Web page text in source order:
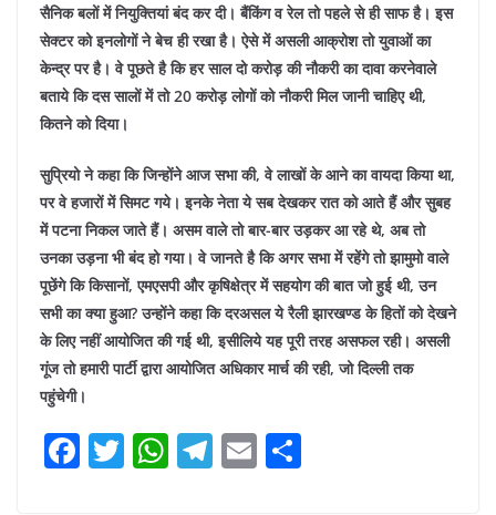
सैनिक बलों में नियुक्तियां बंद कर दी। बैंकिंग व रेल तो पहले से ही साफ है। इस
सेक्टर को इनलोगों ने बेच ही रखा है। ऐसे में असली आक्रोश तो युवाओं का
केन्द्र पर है। वे पूछते है कि हर साल दो करोड़ की नौकरी का दावा करनेवाले
बताये कि दस सालों में तो 20 करोड़ लोगों को नौकरी मिल जानी चाहिए थी,
कितने को दिया।
सुप्रियो ने कहा कि जिन्होंने आज सभा की, वे लाखों के आने का वायदा किया था,
पर वे हजारों में सिमट गये। इनके नेता ये सब देखकर रात को आते हैं और सुबह
में पटना निकल जाते हैं। असम वाले तो बार-बार उड़कर आ रहे थे, अब तो
उनका उड़ना भी बंद हो गया। वे जानते है कि अगर सभा में रहेंगे तो झामुमो वाले
पूछेंगे कि किसानों, एमएसपी और कृषिक्षेत्र में सहयोग की बात जो हुई थी, उन
सभी का क्या हुआ? उन्होंने कहा कि दरअसल ये रैली झारखण्ड के हितों को देखने
के लिए नहीं आयोजित की गई थी, इसीलिये यह पूरी तरह असफल रही। असली
गूंज तो हमारी पार्टी द्वारा आयोजित अधिकार मार्च की रही, जो दिल्ली तक
पहुंचेगी।
F
a
T
w
W
h
T
el
E
m